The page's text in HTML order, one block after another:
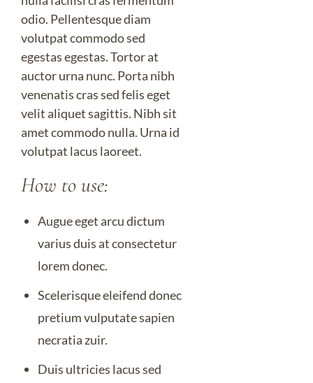
odio. Pellentesque diam
volutpat commodo sed
egestas egestas. Tortor at
auctor urna nunc. Porta nibh
venenatis cras sed felis eget
velit aliquet sagittis. Nibh sit
amet commodo nulla. Urna id
volutpat lacus laoreet.
How to use:
Augue eget arcu dictum
varius duis at consectetur
lorem donec.
Scelerisque eleifend donec
pretium vulputate sapien
necratia zuir.
Duis ultricies lacus sed